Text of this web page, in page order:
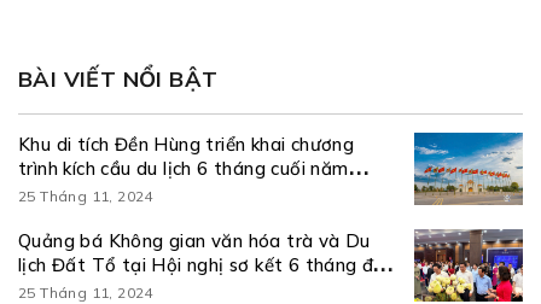
BÀI VIẾT NỔI BẬT
Khu di tích Đền Hùng triển khai chương
trình kích cầu du lịch 6 tháng cuối năm
2026
25 Tháng 11, 2024
Quảng bá Không gian văn hóa trà và Du
lịch Đất Tổ tại Hội nghị sơ kết 6 tháng đầu
năm và triển khai nhiệm vụ 6 tháng cuối
25 Tháng 11, 2024